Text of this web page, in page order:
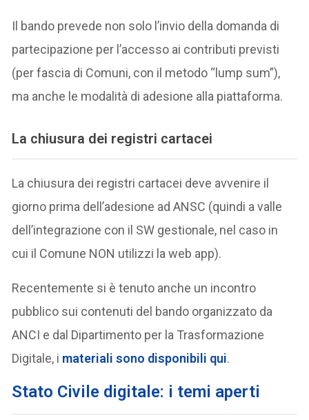
Il bando prevede non solo l’invio della domanda di
partecipazione per l’accesso ai contributi previsti
(per fascia di Comuni, con il metodo “lump sum”),
ma anche le modalità di adesione alla piattaforma.
La chiusura dei registri cartacei
La chiusura dei registri cartacei deve avvenire il
giorno prima dell’adesione ad ANSC (quindi a valle
dell’integrazione con il SW gestionale, nel caso in
cui il Comune NON utilizzi la web app).
Recentemente si è tenuto anche un incontro
pubblico sui contenuti del bando organizzato da
ANCI e dal Dipartimento per la Trasformazione
Digitale, i materiali sono disponibili qui.
Stato Civile digitale: i temi aperti